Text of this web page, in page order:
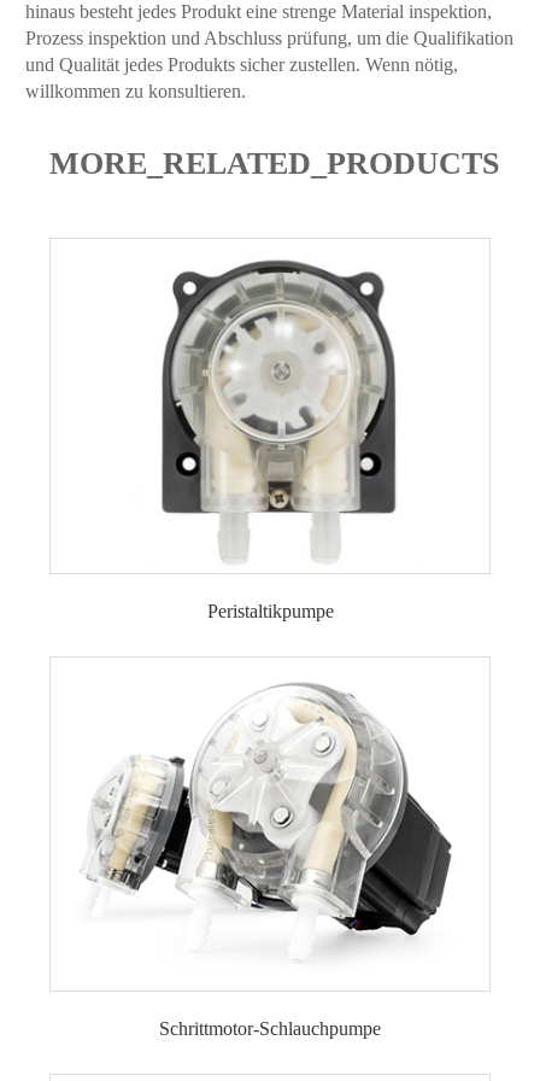
hinaus besteht jedes Produkt eine strenge Material inspektion,
Prozess inspektion und Abschluss prüfung, um die Qualifikation
und Qualität jedes Produkts sicher zustellen. Wenn nötig,
willkommen zu konsultieren.
MORE_RELATED_PRODUCTS
DC-Motor-Schlauchpumpe
Schrittmotor-Schlauchpumpe
Peristaltikpumpe
Schrittmotor-Schlauchpumpe LFP101A/ST
(Durchflussbereich: 0-1,4 ml/min)
Schrittmotor-Schlauchpumpe